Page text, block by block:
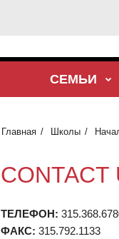
СЕМЬИ
Главная Школы
CONTACT
ТЕЛЕФОН:
ФАКС: 315.792.1133